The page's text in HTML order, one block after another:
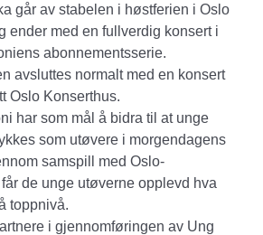
går av stabelen i høstferien i Oslo
ender med en fullverdig konsert i
abonnementsserie.
avsluttes normalt med en konsert
Oslo Konserthus.
har som mål å bidra til at unge
som utøvere i morgendagens
samspill med Oslo-
de unge utøverne opplevd hva
toppnivå.
i gjennomføringen av Ung